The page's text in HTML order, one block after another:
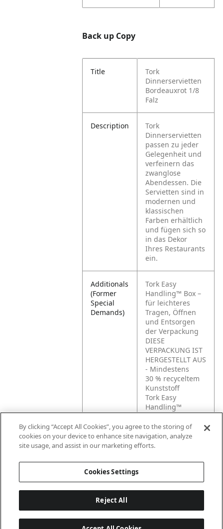
Back up Copy
Title
Tork
Dinnerservietten
Bordeauxrot 1/8
Falz
Description
Tork
Dinnerservietten
passen zu jeder
Gelegenheit und
verfeinern das
zwanglose
Abendessen. Die
Servietten sind in
modernen und
klassischen
Farben erhältlich
und fügen sich so
in das Dekor
Ihres Restaurants
ein.
Additionals
(Former
Special
Demands)
Tork Easy
Handling™ Box –
für leichteres
Tragen, Öffnen
und Entsorgen
der Verpackung
DIESE
VERPACKUNG IST
HERGESTELLT AUS
- Mindestens
30 % recyceltem
Kunststoff
Tork Easy
Handling™
Regalfertige Box –
für leichteres
Tragen, Öffnen
und Entsorgen
By clicking “Accept All Cookies”, you agree to the storing of
cookies on your device to enhance site navigation, analyze
site usage, and assist in our marketing efforts.
Cookies Settings
Reject All